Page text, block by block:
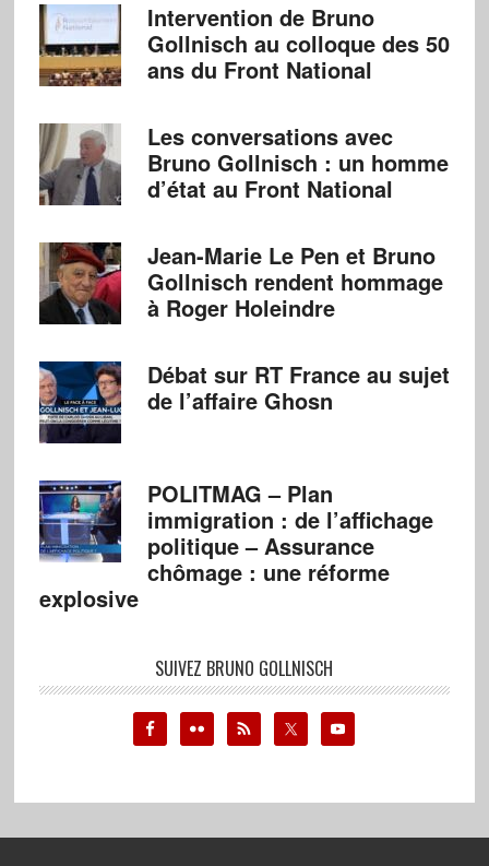
Intervention de Bruno
Gollnisch au colloque des 50
ans du Front National
Les conversations avec
Bruno Gollnisch : un homme
d’état au Front National
Jean-Marie Le Pen et Bruno
Gollnisch rendent hommage
à Roger Holeindre
Débat sur RT France au sujet
de l’affaire Ghosn
POLITMAG – Plan
immigration : de l’affichage
politique – Assurance
chômage : une réforme
explosive
SUIVEZ BRUNO GOLLNISCH